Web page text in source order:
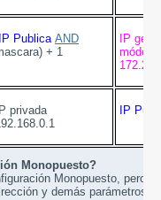
IP Publica AND
+ 1
IP
módem
IP privada
IP
Monopuesto?
Monopuesto, pero
y demás parámetros